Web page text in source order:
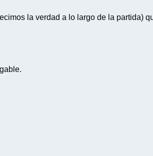
la verdad a lo largo de la partida)